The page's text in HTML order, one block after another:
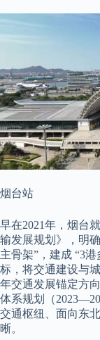
烟台站
早在2021年，烟台
输发展规划》，明
主骨架”，建成 “3
标，将交通建设与
年交通发展锚定方
体系规划（
交通枢纽、面向东
晰。